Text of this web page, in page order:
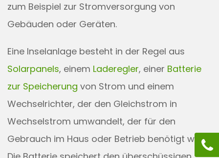
zum Beispiel zur Stromversorgung von
Gebäuden oder Geräten.
Eine Inselanlage besteht in der Regel aus
Solarpanels, einem Laderegler, einer Batterie
zur Speicherung von Strom und einem
Wechselrichter, der den Gleichstrom in
Wechselstrom umwandelt, der für den
Gebrauch im Haus oder Betrieb benötigt wird.